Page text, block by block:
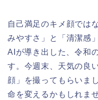
自己満足のキメ顔では
みやすさ」と「清潔感
AIが導き出した、令和
す。今週末、天気の良
顔」を撮ってもらいま
命を変えるかもしれませ